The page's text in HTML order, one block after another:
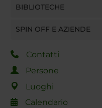
BIBLIOTECHE
SPIN OFF E AZIENDE
Contatti
Persone
Luoghi
Calendario